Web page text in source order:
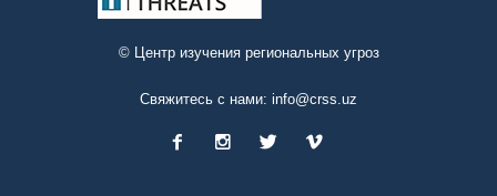
© Центр изучения региональных угроз
Свяжитесь с нами: info@crss.uz